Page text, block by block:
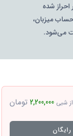
از شبی 2,200,000 تومان
شده
میزبان،
می‌شود.